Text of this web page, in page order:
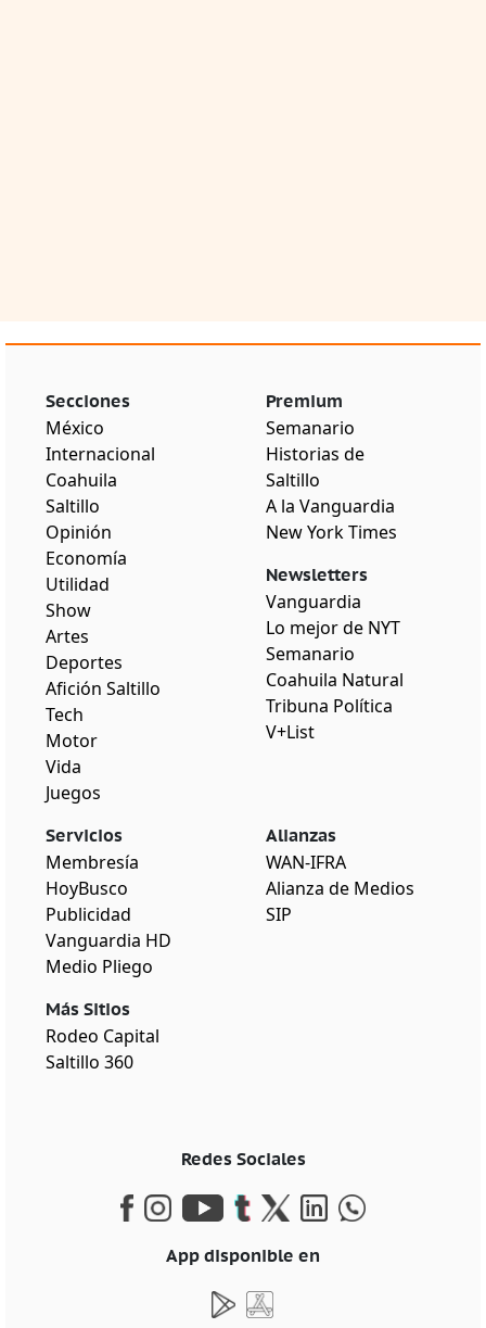
Secciones
México
Internacional
Coahuila
Saltillo
Opinión
Economía
Utilidad
Show
Artes
Deportes
Afición Saltillo
Tech
Motor
Vida
Juegos
Premium
Semanario
Historias de
Saltillo
A la Vanguardia
New York Times
Newsletters
Vanguardia
Lo mejor de NYT
Semanario
Coahuila Natural
Tribuna Política
V+List
Servicios
Membresía
HoyBusco
Publicidad
Vanguardia HD
Medio Pliego
Más Sitios
Rodeo Capital
Saltillo 360
Alianzas
WAN-IFRA
Alianza de Medios
SIP
Redes Sociales
App disponible en